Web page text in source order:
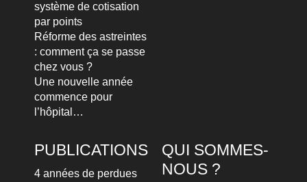
système de cotisation
par points
Réforme des astreintes
: comment ça se passe
chez vous ?
Une nouvelle année
commence pour
l’hôpital…
PUBLICATIONS
4 années de perdues
QUI SOMMES-
NOUS ?